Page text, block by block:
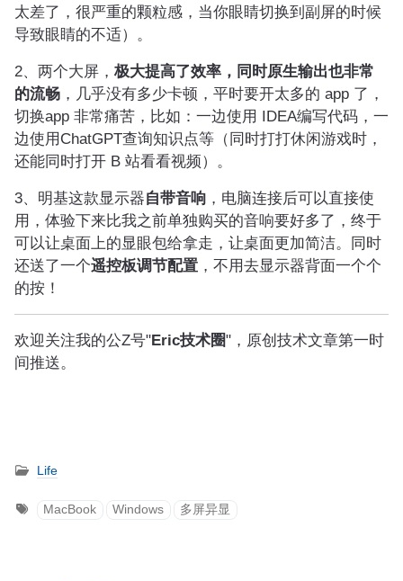
太差了，很严重的颗粒感，当你眼睛切换到副屏的时候
导致眼睛的不适）。
2、两个大屏， 极大提高了效率，同时原生输出也非常
的流畅 ，几乎没有多少卡顿，平时要开太多的 app 了，
切换app 非常痛苦，比如：一边使用 IDEA编写代码，一
边使用ChatGPT查询知识点等（同时打打休闲游戏时，
还能同时打开 B 站看看视频）。
3、明基这款显示器自带音响 ，电脑连接后可以直接使
用，体验下来比我之前单独购买的音响要好多了，终于
可以让桌面上的显眼包给拿走，让桌面更加简洁。同时
还送了一个遥控板调节配置 ，不用去显示器背面一个个
的按！
欢迎关注我的公Z号"Eric技术圈"，原创技术文章第一时
间推送。
Life
MacBook Windows 多屏异显